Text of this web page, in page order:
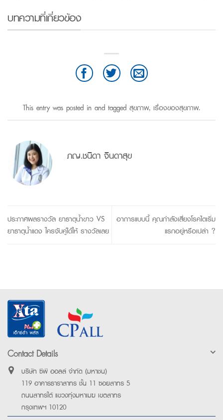
บทความที่เกี่ยวข้อง
This entry was posted in and tagged สุขภาพ, เรื่องของสุขภาพ.
ภญ.ชนิดา จินดาสุข
ประกาศผลรางวัล ยาธาตุน้ำขาว VS
ยาธาตุน้ำแดง ใครจับคู่ได้ให้ รางวัลเลย
อาการแบบนี้ คุณกำลังเสี่ยงโรคไตเริ่ม
แรกอยู่หรือเปล่า ?
Contact Details
บริษัท ซีพี ออลล์ จำกัด (มหาชน)
119 อาคารธาราสาทร ชั้น 11 ซอยสาทร 5
ถนนสาทรใต้ แขวงทุ่งมหาเมฆ เขตสาทร
กรุงเทพฯ 10120